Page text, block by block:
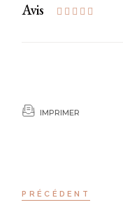
Avis
IMPRIMER
PRÉCÉDENT